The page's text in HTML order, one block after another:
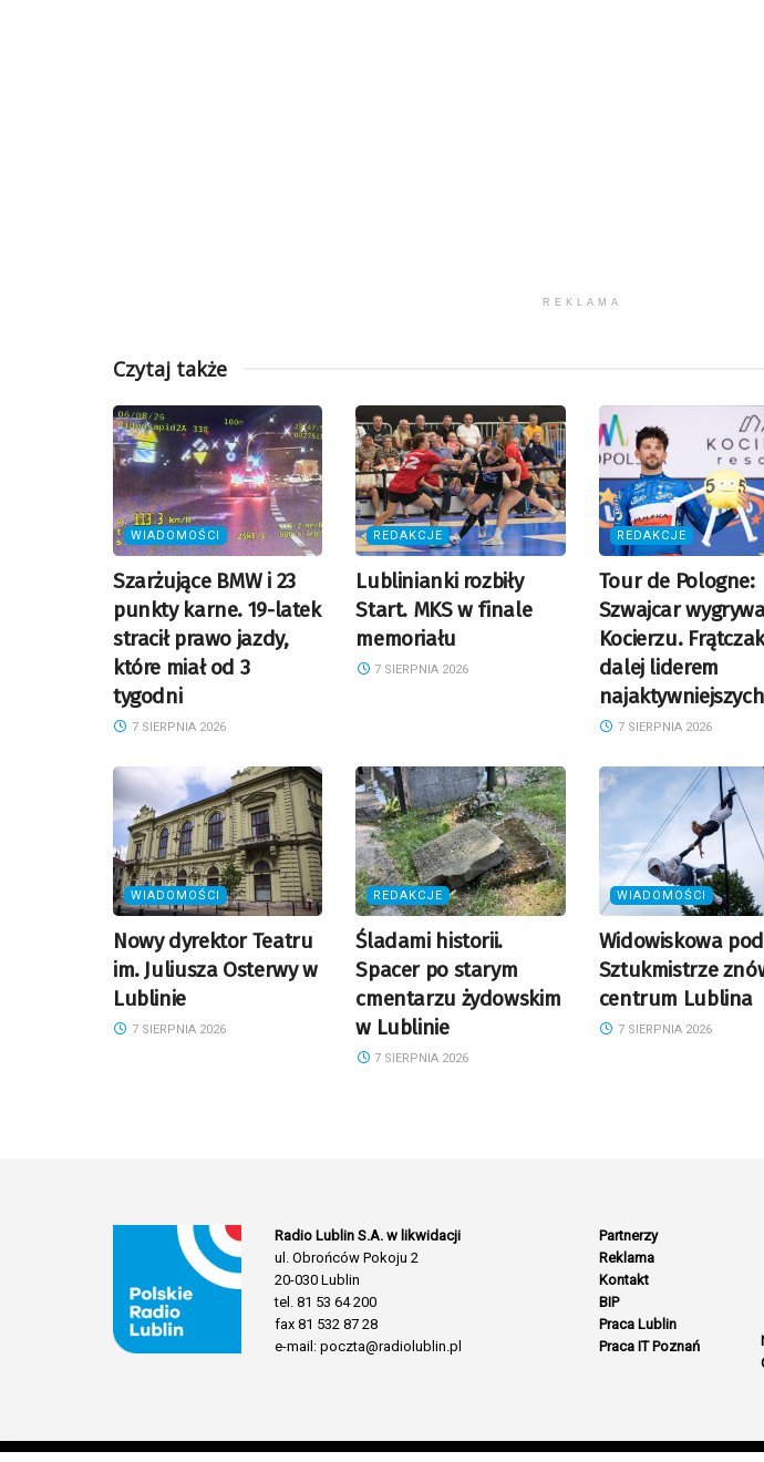
REKLAMA
Czytaj także
WIADOMOŚCI
Szarżujące BMW i 23
punkty karne. 19-latek
stracił prawo jazdy,
które miał od 3
tygodni
7 SIERPNIA 2026
REDAKCJE
Lublinianki rozbiły
Start. MKS w finale
memoriału
7 SIERPNIA 2026
REDAKCJE
Tour de Pologne:
Szwajcar
Kocierzu. Frątczak
dalej liderem
najaktywniejszych
7 SIERPNIA 2026
WIADOMOŚCI
Nowy dyrektor Teatru
im. Juliusza Osterwy w
Lublinie
7 SIERPNIA 2026
REDAKCJE
Śladami historii.
Spacer po starym
cmentarzu żydowskim
w Lublinie
7 SIERPNIA 2026
WIADOMOŚCI
Widowiskowa
Sztukmistrze
centrum Lublina
7 SIERPNIA 2026
Radio Lublin S.A. w likwidacji
ul. Obrońców Pokoju 2
20-030 Lublin
tel. 81 53 64 200
fax 81 532 87 28
e-mail: poczta@radiolublin.pl
Partnerzy
Reklama
Kontakt
BIP
Praca Lublin
Praca IT Poznań